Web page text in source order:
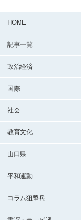
HOME
記事一覧
政治経済
国際
社会
教育文化
山口県
平和運動
コラム狙撃兵